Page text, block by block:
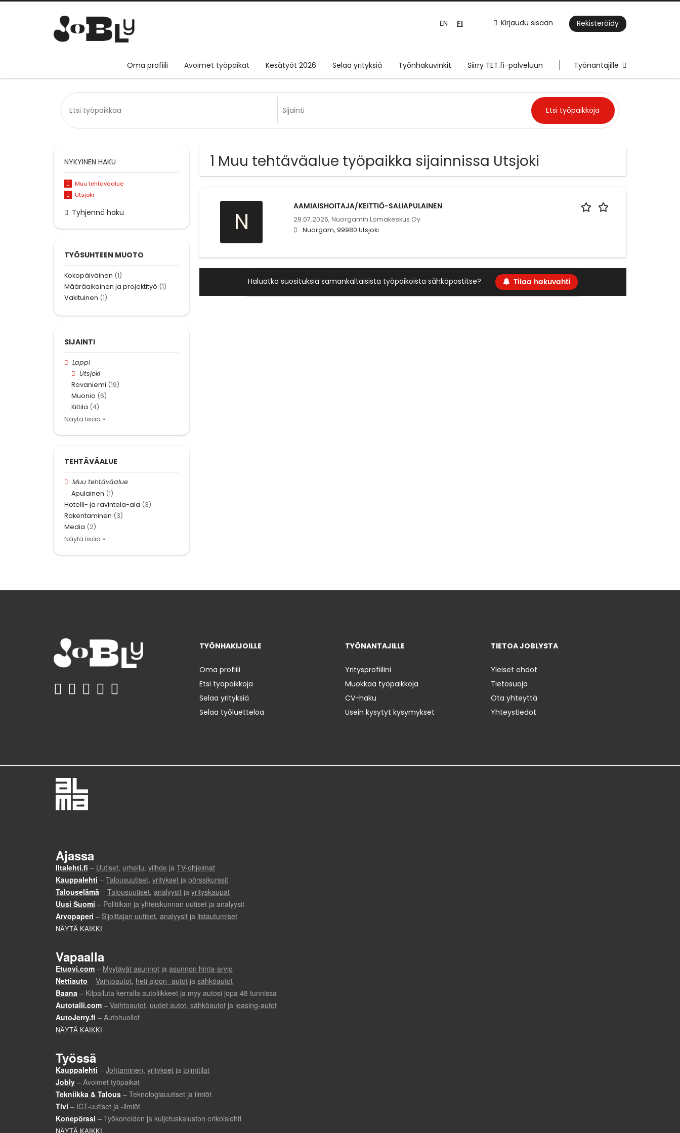
Kirjaudu sisään Rekisteröidy
EN FI
Oma profiili Avoimet työpaikat Kesätyöt 2026 Selaa yrityksiä Työnhakuvinkit Siirry TET.fi-palveluun Työnantajille
1 Muu tehtäväalue työpaikka sijainnissa Utsjoki
N
AAMIAISHOITAJA/KEITTIÖ-SALIAPULAINEN
29.07.2026, Nuorgamin Lomakeskus Oy
Nuorgam, 99980 Utsjoki
Haluatko suosituksia samankaltaisista työpaikoista sähköpostitse? Tilaa hakuvahti
NYKYINEN HAKU
Muu tehtäväalue
Utsjoki
Tyhjennä haku
TYÖSUHTEEN MUOTO
Kokopäiväinen (1)
Määräaikainen ja projektityö (1)
Vakituinen (1)
SIJAINTI
Lappi
Utsjoki
Rovaniemi (19)
Muonio (6)
Kittilä (4)
Näytä lisää »
TEHTÄVÄALUE
Muu tehtäväalue
Apulainen (1)
Hotelli- ja ravintola-ala (3)
Rakentaminen (3)
Media (2)
Näytä lisää »
TYÖNHAKIJOILLE
Oma profiili
Etsi työpaikkoja
Selaa yrityksiä
Selaa työluetteloa
TYÖNANTAJILLE
Yritysprofiilini
Muokkaa työpaikkoja
CV-haku
Usein kysytyt kysymykset
TIETOA JOBLYSTA
Yleiset ehdot
Tietosuoja
Ota yhteyttä
Yhteystiedot